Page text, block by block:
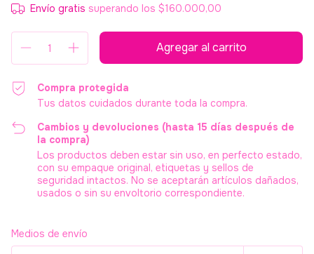
Envío gratis superando los $160.000,00
Compra protegida
Tus datos cuidados durante toda la compra.
Cambios y devoluciones (hasta 15 días después de
la compra)
Los productos deben estar sin uso, en perfecto estado,
con su empaque original, etiquetas y sellos de
seguridad intactos. No se aceptarán artículos dañados,
usados o sin su envoltorio correspondiente.
Entregas para el CP:
Medios de envío